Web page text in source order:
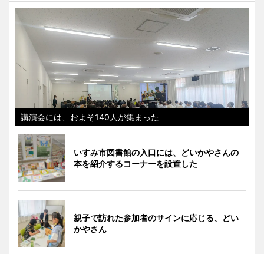
講演会には、およそ140人が集まった
いすみ市図書館の入口には、どいかやさんの
本を紹介するコーナーを設置した
親子で訪れた参加者のサインに応じる、どい
かやさん